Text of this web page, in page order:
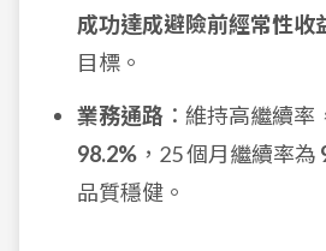
成功達成避險前經常性收
目標。
業務通路 ：維持高繼續
98.2% ，25 個月繼續率為
品質穩健。